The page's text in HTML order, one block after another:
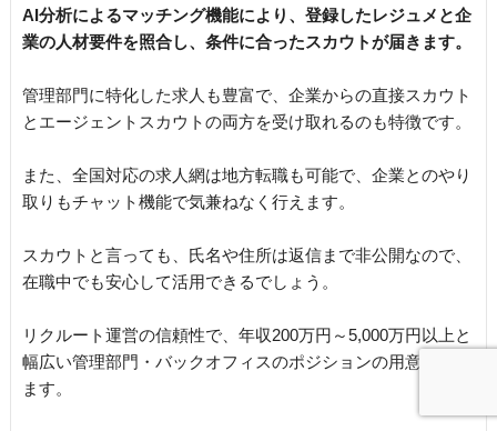
AI分析によるマッチング機能により、登録したレジュメと企
業の人材要件を照合し、条件に合ったスカウトが届きます。
管理部門に特化した求人も豊富で、企業からの直接スカウト
とエージェントスカウトの両方を受け取れるのも特徴です。
また、全国対応の求人網は地方転職も可能で、企業とのやり
取りもチャット機能で気兼ねなく行えます。
スカウトと言っても、氏名や住所は返信まで非公開なので、
在職中でも安心して活用できるでしょう。
リクルート運営の信頼性で、年収200万円～5,000万円以上と
幅広い管理部門・バックオフィスのポジションの用意があり
ます。